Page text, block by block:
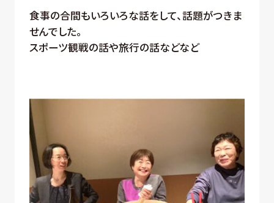
食事の合間もいろいろな話をして、話題がつきま
せんでした。
スポーツ観戦の話や旅行の話などなど